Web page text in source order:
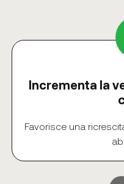
Incrementa la
Favorisce una